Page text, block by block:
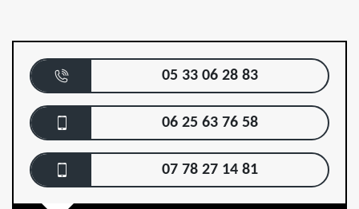
05 33 06 28 83
06 25 63 76 58
07 78 27 14 81